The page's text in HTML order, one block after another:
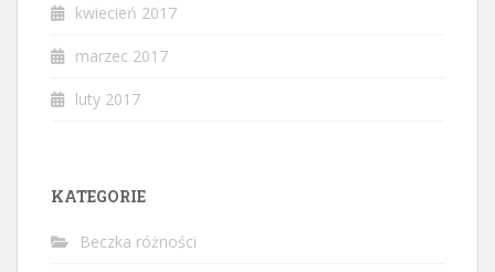
kwiecień 2017
marzec 2017
luty 2017
KATEGORIE
Beczka różności